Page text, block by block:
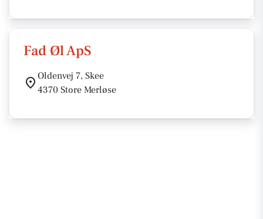
Fad Øl ApS
Oldenvej 7, Skee
4370 Store Merløse